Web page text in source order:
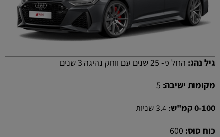
גיל נהג: החל מ- 25 שנים עם וותק נהיגה 3 שנים
מקומות ישיבה:
0-100 קמ"ש:
כוח סוס: